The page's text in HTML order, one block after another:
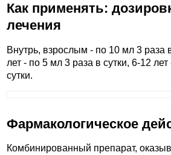
Как применять:
лечения
Внутрь, взрослым - по 10 мл 3 раза
лет - по 5 мл 3 раза в сутки, 6-12
сутки.
Фармакологическое
Комбинированный препарат,